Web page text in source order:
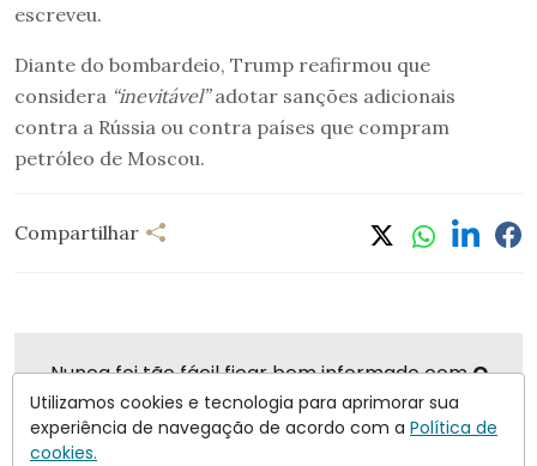
escreveu.
Diante do bombardeio, Trump reafirmou que
considera “inevitável”adotar sanções adicionais
contra a Rússia ou contra países que compram
petróleo de Moscou.
Compartilhar
Nunca foi tão fácil ficar bem informado comO
Antagonista
Utilizamos cookies e tecnologia para aprimorar sua
experiência de navegação de acordo com a Política de
cookies.